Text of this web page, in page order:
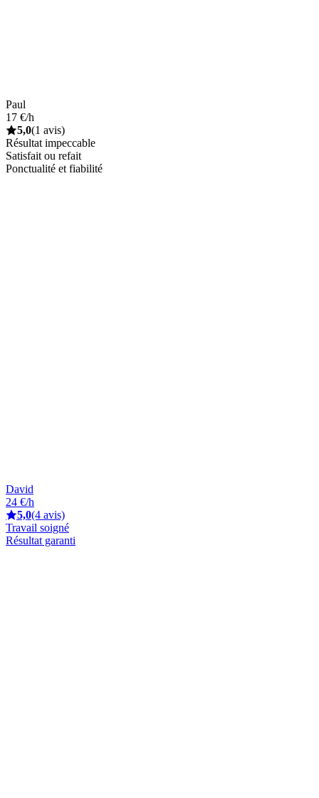
Paul
17 €/h
5,0(1 avis)
Résultat impeccable
Satisfait ou refait
Ponctualité et fiabilité
David
24 €/h
5,0(4 avis)
Travail soigné
Résultat garanti